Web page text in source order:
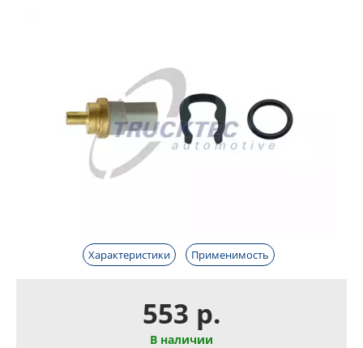
Характеристики Применимость
553 р.
В наличии